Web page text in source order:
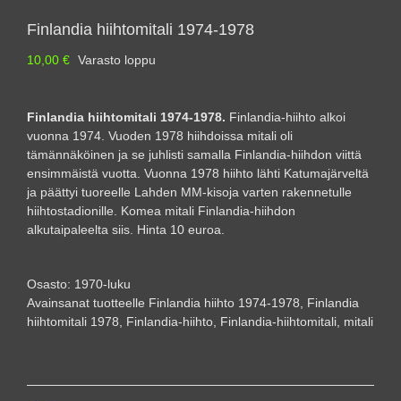
Finlandia hiihtomitali 1974-1978
10,00 € Varasto loppu
Finlandia hiihtomitali 1974-1978. Finlandia-hiihto alkoi
vuonna 1974. Vuoden 1978 hiihdoissa mitali oli
tämännäköinen ja se juhlisti samalla Finlandia-hiihdon viittä
ensimmäistä vuotta. Vuonna 1978 hiihto lähti Katumajärveltä
ja päättyi tuoreelle Lahden MM-kisoja varten rakennetulle
hiihtostadionille. Komea mitali Finlandia-hiihdon
alkutaipaleelta siis. Hinta 10 euroa.
Osasto: 1970-luku
Avainsanat tuotteelle Finlandia hiihto 1974-1978, Finlandia
hiihtomitali 1978, Finlandia-hiihto, Finlandia-hiihtomitali, mitali